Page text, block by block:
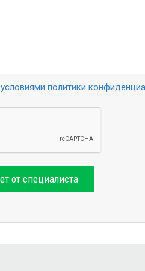
условиями политики
от специалиста